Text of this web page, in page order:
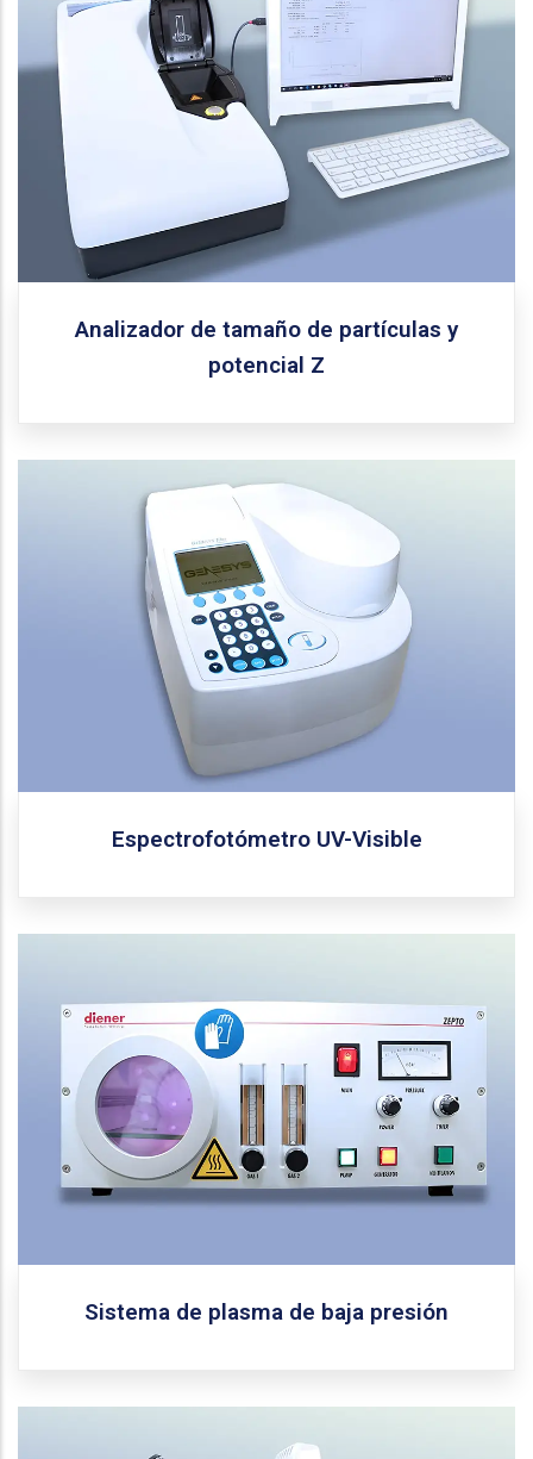
Analizador de tamaño de partículas y
potencial Z
Fabricante:
Malvern Instruments
Modelo:
Zetasizar Nano ZS90
Analizador con capacidad de medición de 0.3 nm
(diámetro) a 5 micras con dispersión de luz dinámica
(DLS) y óptica de ángulo de dispersión de 90 ℃.
Capacidad para medir potencial Zeta de
nanopartículas y coloides entre 3.8 nm y 100 micras
(diámetro), capacidad de medición de peso molecular
hasta 9800 Da y con dispersión de luz estática.
Además, posee un control de temperatura de 0 ℃ a
90 ℃.
Solicitar equipo
Espectrofotómetro UV-Visible
Fabricante:
Thermo Scientific
Modelo:
Genesys 10S UV-vis
Espectrofotómetro UV-Visible con sistema óptico de
haz dual y detector de referencia interno. Cuenta con
un ancho de banda espectral de 1.8 nm, fuente de luz
de xenón flash, rango de longitud de onda de 190 a
1100 nm y una exactitud de longitud de onda de ±1.0
Sistema de plasma de baja presión
Fabricante:
Diener Electronic
Modelo:
Zepto B
Este sistema cuenta con un generador de frecuencia
de 40 kHz y potencia ajustable de 0 a 100 W. Dispone
de una cámara de plasma de vidrio de borosilicato
con un volumen aproximado de 2.6 litros (diámetro de
105 mm y longitud de 300 mm). Además, incluye dos
conexiones de gas, cada una con válvula de aguja, un
sensor de presión Pirani, un temporizador analógico y
una bomba de vacío de paletas rotativas de 1.3 m³/h